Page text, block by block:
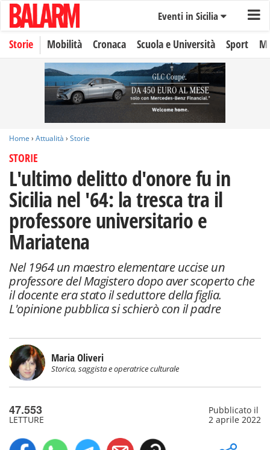
Eventi in Sicilia
Storie Mobilità Cronaca Scuola e Università Sport
Home › Attualità › Storie
STORIE
L'ultimo delitto d'onore fu in
Sicilia nel '64: la tresca tra il
professore universitario e
Mariatena
Nel 1964 un maestro elementare uccise un
professore del Magistero dopo aver scoperto che
il docente era stato il seduttore della figlia.
L'opinione pubblica si schierò con il padre
Maria Oliveri
Storica, saggista e operatrice culturale
47.553
LETTURE
Pubblicato il
2 aprile 2022